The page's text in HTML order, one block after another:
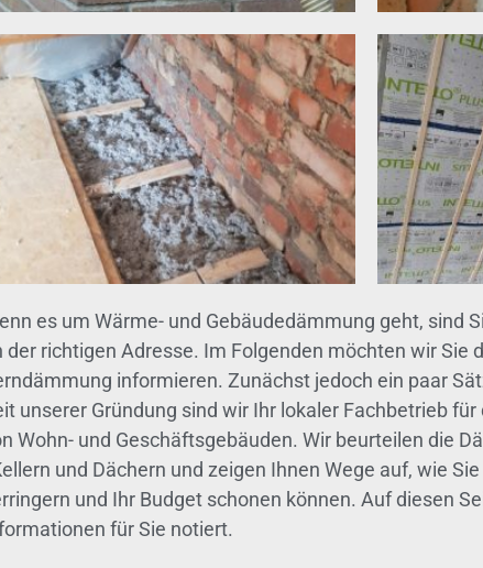
es um Wärme- und Gebäudedämmung geht, sind
der richtigen Adresse. Im Folgenden möchten wir Sie
informieren. Zunächst jedoch ein paar
unserer Gründung sind wir Ihr lokaler Fachbetrieb
Wohn- und Geschäftsgebäuden. Wir beurteilen die
und Dächern und zeigen Ihnen Wege auf, wie
und Ihr Budget schonen können. Auf diesen
für Sie notiert.